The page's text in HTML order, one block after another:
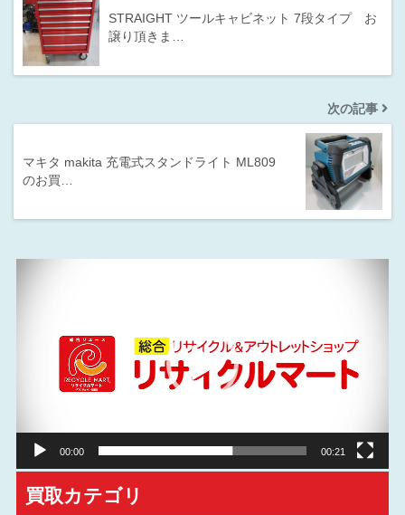
STRAIGHT ツールキャビネット 7段タイプ お
譲り頂きま…
次の記事
マキタ makita 充電式スタンドライト ML809
のお買…
00:00 00:21
買取カテゴリ